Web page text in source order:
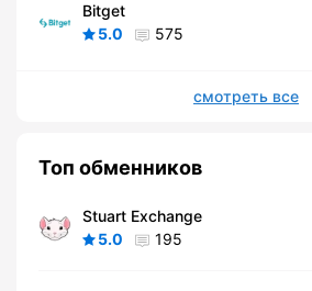
Bitget
5.0
575
смотреть все
Топ обменников
Stuart Exchange
5.0
195